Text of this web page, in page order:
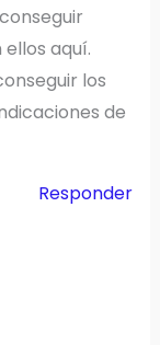
aquí.
los
de
Responder